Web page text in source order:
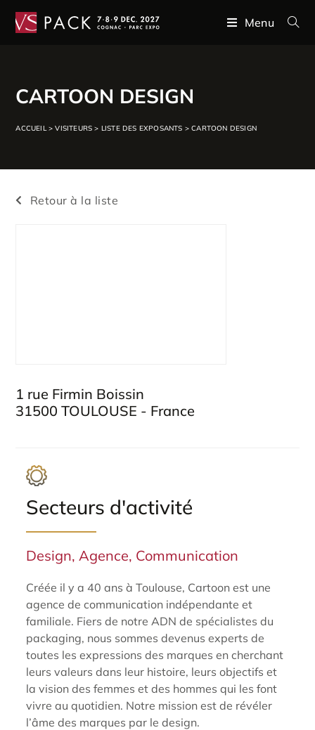
Menu
CARTOON DESIGN
ACCUEIL>VISITEURS > LISTE DES EXPOSANTS >CARTOON DESIGN
Retour à la liste
1 rue Firmin Boissin
31500 TOULOUSE - France
Secteurs d'activité
Design, Agence, Communication
Créée il y a 40 ans à Toulouse, Cartoon est une
agence de communication indépendante et
familiale. Fiers de notre ADN de spécialistes du
packaging, nous sommes devenus experts de
toutes les expressions des marques en cherchant
leurs valeurs dans leur histoire, leurs objectifs et
la vision des femmes et des hommes qui les font
vivre au quotidien. Notre mission est de révéler
l’âme des marques par le design.